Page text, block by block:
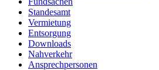
Standesamt
Vermietung
Entsorgung
Downloads
Nahverkehr
Ansprechpersonen